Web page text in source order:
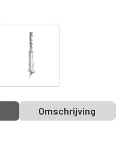
Omschrijving